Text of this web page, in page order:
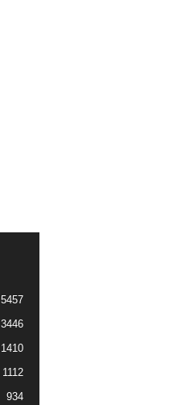
5457
3446
1410
1112
934